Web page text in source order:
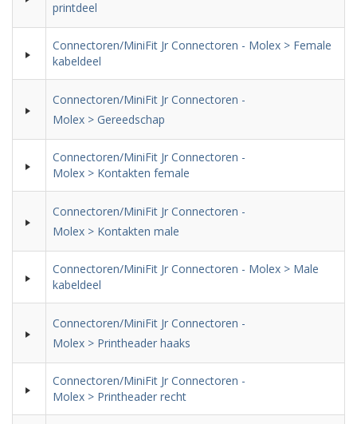
printdeel
Connectoren/MiniFit Jr Connectoren - Molex > Female
kabeldeel
Connectoren/MiniFit Jr Connectoren -
Molex > Gereedschap
Connectoren/MiniFit Jr Connectoren -
Molex > Kontakten female
Connectoren/MiniFit Jr Connectoren -
Molex > Kontakten male
Connectoren/MiniFit Jr Connectoren - Molex > Male
kabeldeel
Connectoren/MiniFit Jr Connectoren -
Molex > Printheader haaks
Connectoren/MiniFit Jr Connectoren -
Molex > Printheader recht